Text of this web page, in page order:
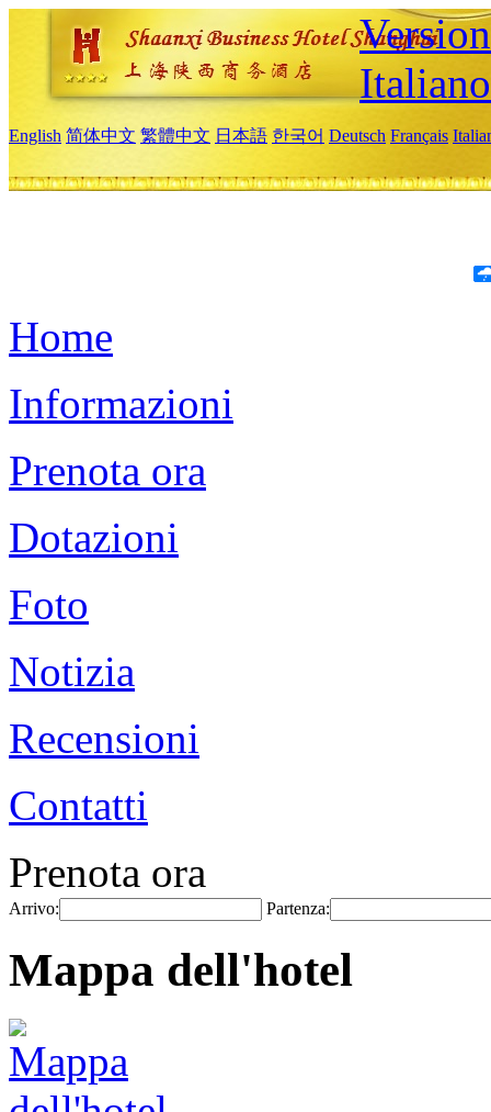
Italiano
English 简体中文 繁體中文 日本語 한국어 Deutsch Français
Home
Informazioni
Prenota ora
Dotazioni
Foto
Notizia
Recensioni
Contatti
Prenota ora
Arrivo: Partenza:
Mappa dell'hotel